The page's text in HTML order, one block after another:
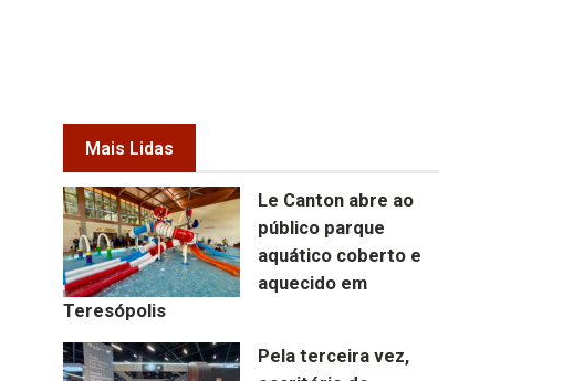
Mais Lidas
Le Canton abre ao
público parque
aquático coberto e
aquecido em
Teresópolis
Pela terceira vez,